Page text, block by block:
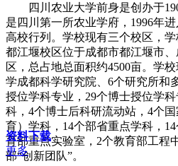
四川农业大学前身是创办于
是四川第一所农业学府，1996年
高校行列。学校现有三个校区，
都江堰校区位于成都市都江堰市
区，总占地总面积约4500亩。学
学成都科学研究院、6个研究所和
授位学科专业，29个博士授位学
科，4个博士后科研流动站，4个
育）学科，14个部省重点学科，
育部重点实验室，2个教育部工程
部“创新团队”。
资料下载
更多